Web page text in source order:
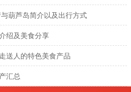
葫芦岛简介以及出行方式
绍及美食分享
送人的特色美食产品
汇总